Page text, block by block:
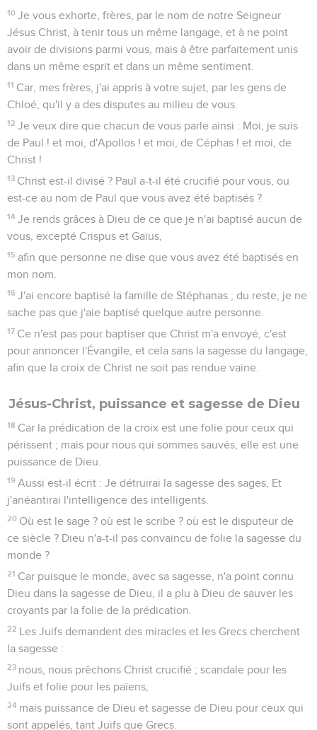
10 Je vous exhorte, frères, par le nom de notre Seigneur
Jésus Christ, à tenir tous un même langage, et à ne point
avoir de divisions parmi vous, mais à être parfaitement unis
dans un même esprit et dans un même sentiment.
11 Car, mes frères, j'ai appris à votre sujet, par les gens de
Chloé, qu'il y a des disputes au milieu de vous.
12 Je veux dire que chacun de vous parle ainsi : Moi, je suis
de Paul ! et moi, d'Apollos ! et moi, de Céphas ! et moi, de
Christ !
13 Christ est-il divisé ? Paul a-t-il été crucifié pour vous, ou
est-ce au nom de Paul que vous avez été baptisés ?
14 Je rends grâces à Dieu de ce que je n'ai baptisé aucun de
vous, excepté Crispus et Gaïus,
15 afin que personne ne dise que vous avez été baptisés en
mon nom.
16 J'ai encore baptisé la famille de Stéphanas ; du reste, je ne
sache pas que j'aie baptisé quelque autre personne.
17 Ce n'est pas pour baptiser que Christ m'a envoyé, c'est
pour annoncer l'Évangile, et cela sans la sagesse du langage,
afin que la croix de Christ ne soit pas rendue vaine.
Jésus-Christ, puissance et sagesse de Dieu
18 Car la prédication de la croix est une folie pour ceux qui
périssent ; mais pour nous qui sommes sauvés, elle est une
puissance de Dieu.
19 Aussi est-il écrit : Je détruirai la sagesse des sages, Et
j'anéantirai l'intelligence des intelligents.
20 Où est le sage ? où est le scribe ? où est le disputeur de
ce siècle ? Dieu n'a-t-il pas convaincu de folie la sagesse du
monde ?
21 Car puisque le monde, avec sa sagesse, n'a point connu
Dieu dans la sagesse de Dieu, il a plu à Dieu de sauver les
croyants par la folie de la prédication.
22 Les Juifs demandent des miracles et les Grecs cherchent
la sagesse :
23 nous, nous prêchons Christ crucifié ; scandale pour les
Juifs et folie pour les païens,
24 mais puissance de Dieu et sagesse de Dieu pour ceux qui
sont appelés, tant Juifs que Grecs.